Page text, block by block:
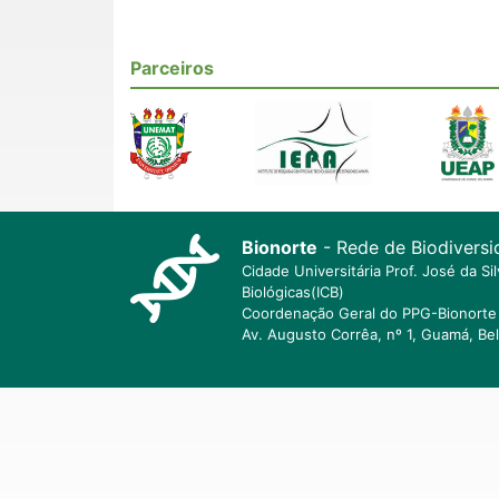
Parceiros
Bionorte - Rede de
Cidade Universitária Prof. José da
Biológicas(ICB)
Coordenação Geral do PPG-
Av. Augusto Corrêa, nº 1, Guamá,